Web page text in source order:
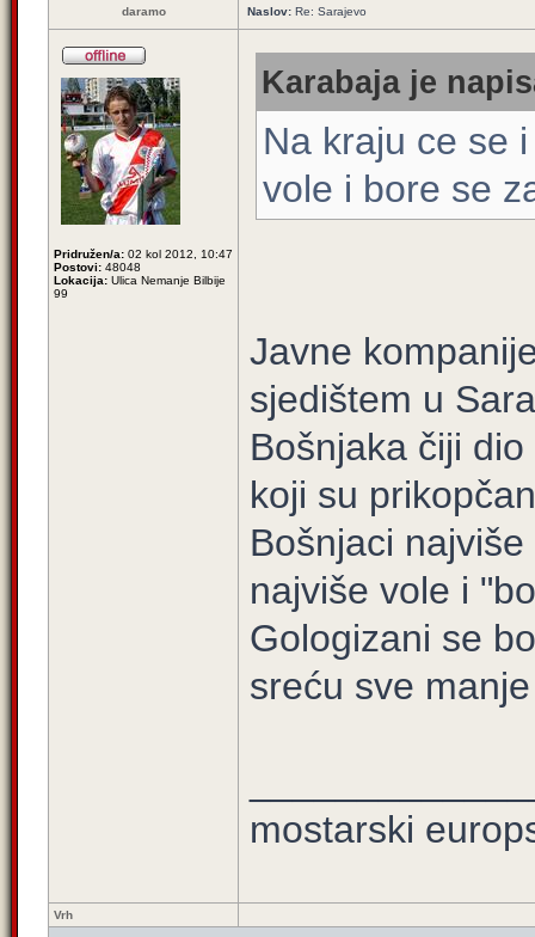
daramo Naslov: Re: Sarajevo
Pridružen/a: 02 kol 2012, 10:47
Postovi: 48048
Lokacija: Ulica Nemanje Bilbije
99
Karabaja je
Na kraju ce se
vole i bore se
Javne
sjedištem u
Bošnjaka čiji
koji su
Bošnjaci
najviše vole i
Gologizani se
sreću sve
mostarski
Vrh